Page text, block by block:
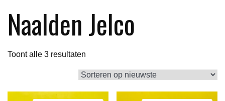
Naalden Jelco
Toont alle 3 resultaten
op
nieuwste